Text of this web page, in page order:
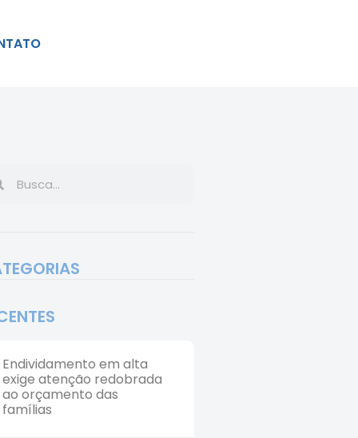
Endividamento em alta
exige atenção redobrada
ao orçamento das
famílias